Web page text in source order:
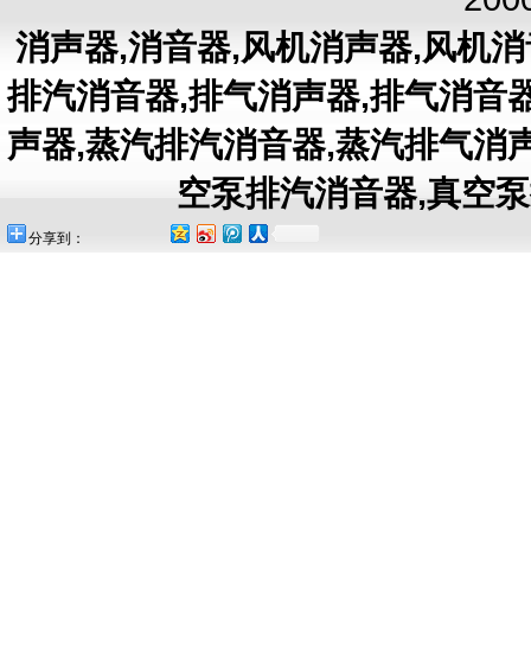
消声器,消音器,风机消声器,风机
排汽消音器,排气消声器,排气消音
声器,蒸汽排汽消音器,蒸汽排气消
空泵排汽消音器,真空
分享到：